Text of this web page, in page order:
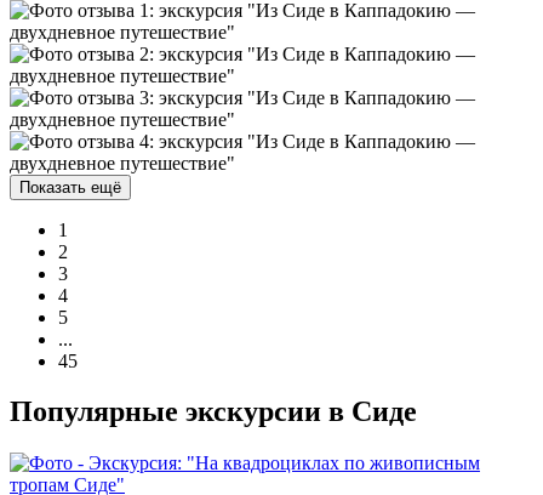
Показать ещё
1
2
3
4
5
...
45
Популярные экскурсии в Сиде